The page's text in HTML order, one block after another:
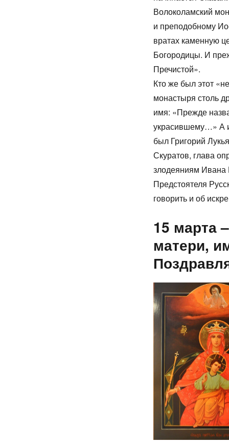
Волоколамский
и преподобному
вратах каменную
Богородицы. И
Пречистой».
Кто же был этот
монастыря столь
имя: «Прежде
украсившему…» А
был Григорий
Скуратов, глава
злодеяниям Ивана
Предстоятеля
говорить и об
15 марта
матери,